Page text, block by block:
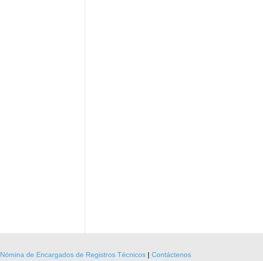
Nómina de Encargados de Registros Técnicos| Contáctenos